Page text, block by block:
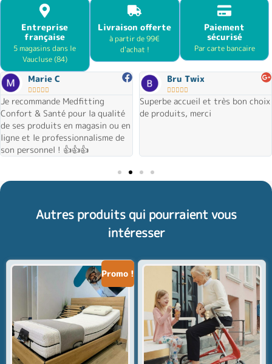
Entreprise
française
5 magasins dans le
Vaucluse (84)
Livraison offerte
à partir de 99€
d'achat !
Paiement
sécurisé
Par carte bancaire
Marie C
    
Je recommande Medfitting
Confort & Santé pour la qualité
de ses produits en magasin ou en
ligne et le professionnalisme de
son personnel ! 👍👍👍
Bru Twix
    
Superbe accueil et très bon choix
de produits, merci
Autres produits qui pourraient vous
intéresser
Promo !